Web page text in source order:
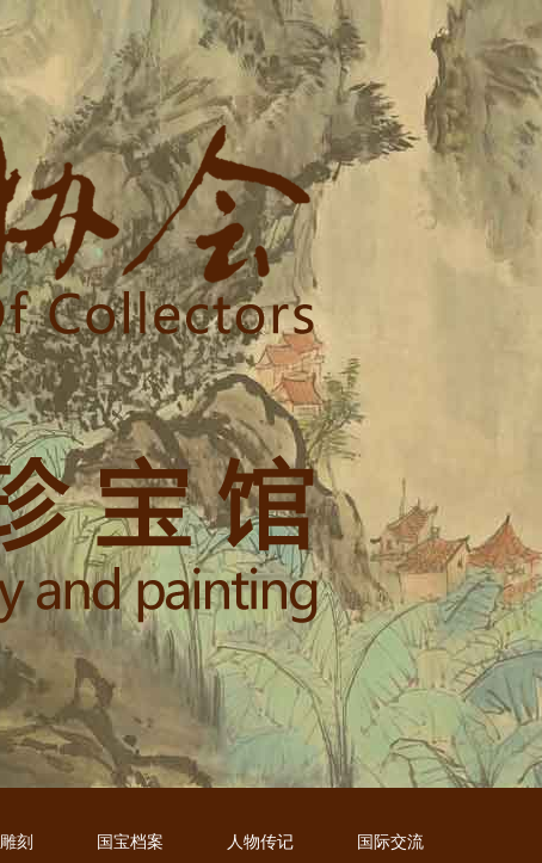
刻 国宝档案 人物传记 国际交流